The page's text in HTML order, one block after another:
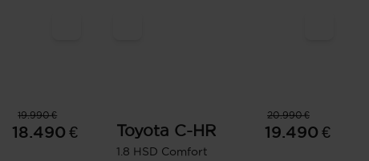
19.990 €
18.490 €
20.990 €
Toyota C-HR
1.8 HSD Comfort
19.490 €